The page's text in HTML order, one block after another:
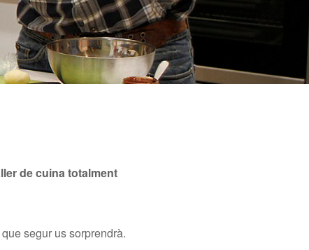
de cuina totalment
segur us sorprendrà.